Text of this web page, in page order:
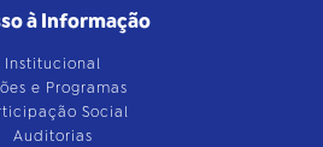
à Informação
Institucional
e Programas
Social
Auditorias